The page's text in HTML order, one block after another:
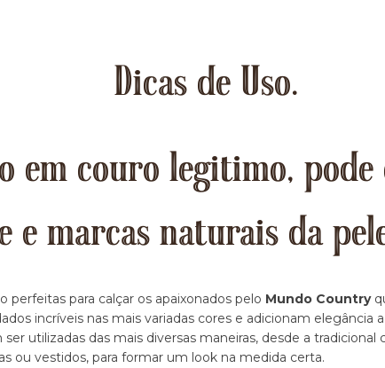
Dicas de Uso.
em couro legitimo, pode
e marcas naturais da
perfeitas para calçar os apaixonados pelo Mundo Country
incríveis nas mais variadas cores e adicionam elegância
utilizadas das mais diversas maneiras, desde a
ou vestidos, para formar um look na medida certa.